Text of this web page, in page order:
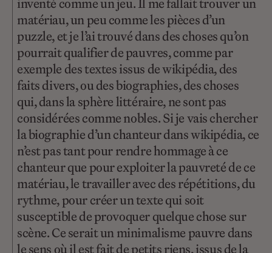
inventé comme un jeu. Il me fallait trouver un
matériau, un peu comme les pièces d’un
puzzle, et je l’ai trouvé dans des choses qu’on
pourrait qualifier de pauvres, comme par
exemple des textes issus de wikipédia, des
faits divers, ou des biographies, des choses
qui, dans la sphère littéraire, ne sont pas
considérées comme nobles. Si je vais chercher
la biographie d’un chanteur dans wikipédia, ce
n’est pas tant pour rendre hommage à ce
chanteur que pour exploiter la pauvreté de ce
matériau, le travailler avec des répétitions, du
rythme, pour créer un texte qui soit
susceptible de provoquer quelque chose sur
scène. Ce serait un minimalisme pauvre dans
le sens où il est fait de petits riens, issus de la